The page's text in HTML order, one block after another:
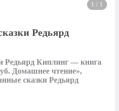
1 / 1
Редьярд
Редьярд Киплинг — книга
Домашнее чтение»,
сказки Редьярд